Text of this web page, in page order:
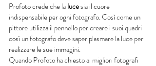
Profoto crede che la luce sia il cuore
indispensabile per ogni fotografo. Così come un
pittore utilizza il pennello per creare i suoi quadri
così un fotografo deve saper plasmare la luce per
realizzare le sue immagini.
Quando Profoto ha chiesto ai migliori fotografi